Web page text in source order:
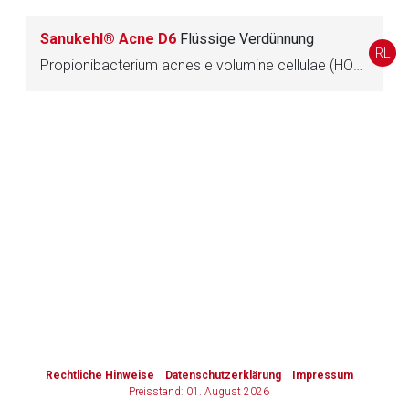
Sanukehl® Acne D6 Flüssige Verdünnung
Propionibacterium acnes e volumine cellulae (HOM)
RL
Rechtliche Hinweise Datenschutzerklärung
Impressum
Preisstand: 01. August 2026
Zurück zur rote-liste.de Zur Seite